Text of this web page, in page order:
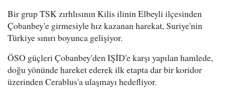
Bir grup TSK zırhlısının Kilis ilinin Elbeyli ilçesinden
Çobanbey'e girmesiyle hız kazanan harekat, Suriye'nin
Türkiye sınırı boyunca gelişiyor.
ÖSO güçleri Çobanbey'den IŞİD'e karşı yapılan hamlede,
doğu yönünde hareket ederek ilk etapta dar bir koridor
üzerinden Cerablus'a ulaşmayı hedefliyor.